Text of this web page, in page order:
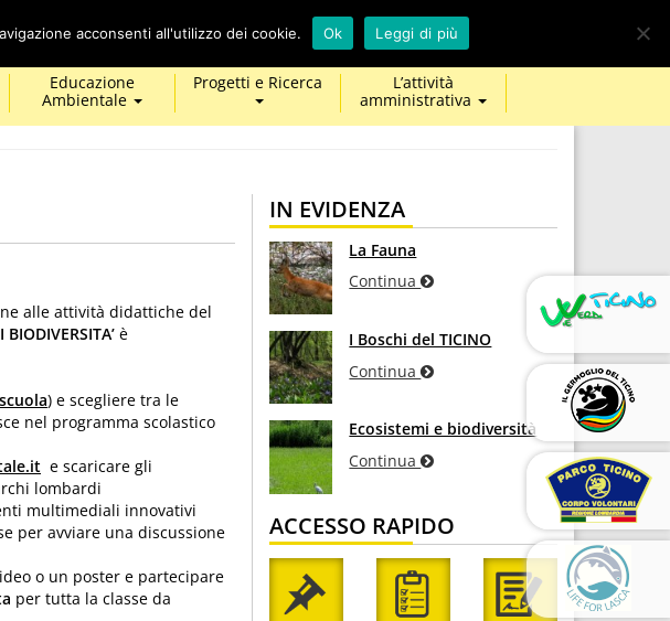
Cerca
map-
marker
calendar
Educazione
Ambientale
Progetti e Ricerca
L’attività
amministrativa
alle attività didattiche del
è
scuola) e scegliere tra le
nel programma scolastico
e scaricare gli
lombardi
multimediali innovativi
per avviare una discussione
o un poster e partecipare
per tutta la classe da
IN EVIDENZA
La Fauna
Continua
I Boschi del TICINO
Continua
Ecosistemi e biodiversità
Continua
ACCESSO RAPIDO
acconsenti all'utilizzo dei cookie. Ok Leggi di più